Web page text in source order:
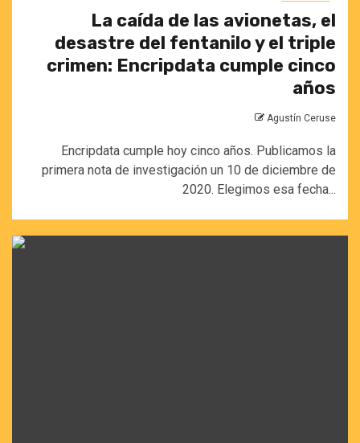
La caída de las avionetas, el
desastre del fentanilo y el triple
crimen: Encripdata cumple cinco
años
Agustín Ceruse
Encripdata cumple hoy cinco años. Publicamos la
primera nota de investigación un 10 de diciembre de
2020. Elegimos esa fecha...